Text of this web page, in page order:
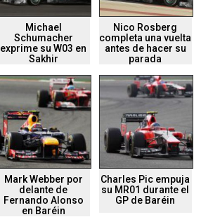
Michael
Schumacher
exprime su W03 en
Sakhir
Nico Rosberg
completa una vuelta
antes de hacer su
parada
Mark Webber por
delante de
Fernando Alonso
en Baréin
Charles Pic empuja
su MR01 durante el
GP de Baréin